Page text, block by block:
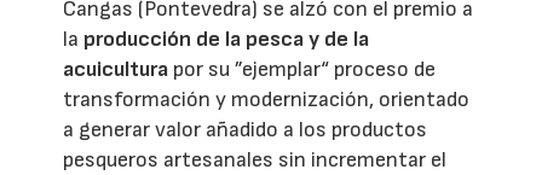
Cangas (Pontevedra) se alzó con el premio a
la producción de la pesca y de la
acuicultura por su ”ejemplar“ proceso de
transformación y modernización, orientado
a generar valor añadido a los productos
pesqueros artesanales sin incrementar el